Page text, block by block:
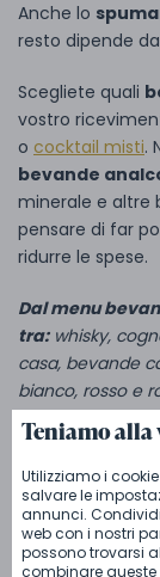
Anche lo
resto dipende
Scegliete quali
vostro
o cocktail misti.
bevande
minerale e altre
pensare di far
ridurre le spese.
Dal menu
tra:whisky,
casa, bevande
bianco, rosso e
sedere
Teniamo alla
Utilizziamo i
salvare le
annunci.
web con i nostri
possono trovarsi
combinare queste